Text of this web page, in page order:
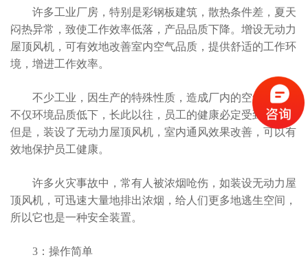
许多工业厂房，特别是彩钢板建筑，散热条件差，夏天
闷热异常，致使工作效率低落，产品品质下降。增设无动力
屋顶风机，可有效地改善室内空气品质，提供舒适的工作环
境，增进工作效率。
不少工业，因生产的特殊性质，造成厂内的空气污染，
不仅环境品质低下，长此以往，员工的健康必定受到伤害。
但是，装设了无动力屋顶风机，室内通风效果改善，可以有
效地保护员工健康。
许多火灾事故中，常有人被浓烟呛伤，如装设无动力屋
顶风机，可迅速大量地排出浓烟，给人们更多地逃生空间，
所以它也是一种安全装置。
3：操作简单